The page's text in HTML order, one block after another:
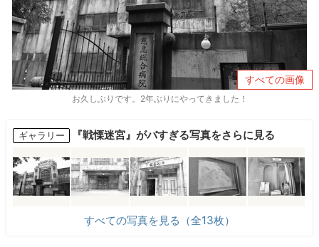
すべての画像
お久しぶりです。2年ぶりにやってきました！
ギャラリー 『戦慄迷宮』がバすぎる写真をさらに見る
すべての写真を見る（全13枚）